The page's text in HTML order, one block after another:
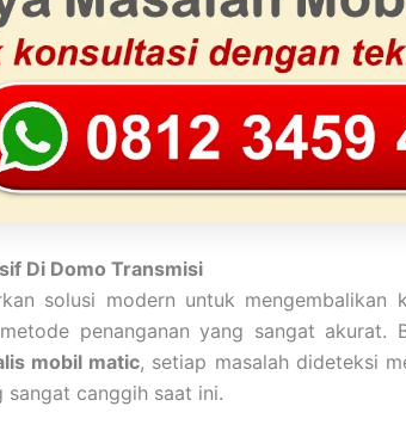
Di Domo Transmisi
solusi modern untuk mengembalikan
penanganan yang sangat akurat.
mobil matic, setiap masalah dideteksi
sangat canggih saat ini.